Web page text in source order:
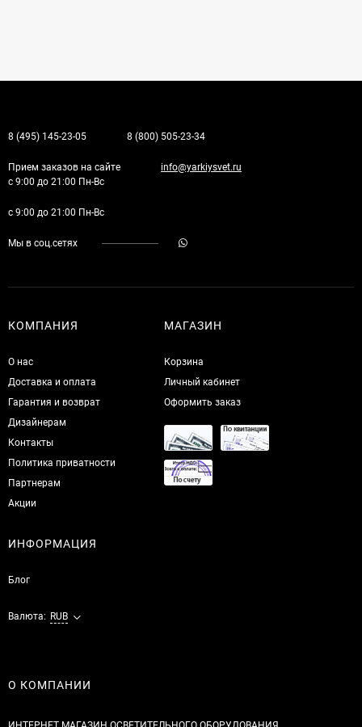
8 (495) 145-23-05 8 (800) 505-23-34
Прием заказов на сайте
с 9:00 до 21:00 Пн-Вс
info@yarkiysvet.ru
с 9:00 до 21:00 Пн-Вс
Мы в соц.сетях
КОМПАНИЯ
О нас
Доставка и оплата
Гарантия и возврат
Дизайнерам
Контакты
Политика приватности
Партнерам
Акции
МАГАЗИН
Корзина
Личный кабинет
Оформить заказ
ИНФОРМАЦИЯ
Блог
Валюта: RUB
О КОМПАНИИ